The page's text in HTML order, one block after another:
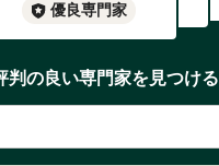
優良専門家
判の良い専門家を見つける